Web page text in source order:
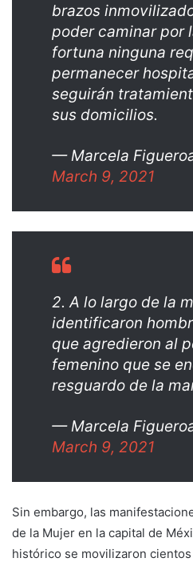
brazos
poder caminar por
fortuna ninguna
permanecer
seguirán
sus domicilios.
— Marcela
March 9, 2021
2. A lo largo de la
identificaron
que agredieron al
femenino que se
resguardo de la
— Marcela
March 9, 2021
Sin embargo, las
de la Mujer en la capital de
histórico se movilizaron